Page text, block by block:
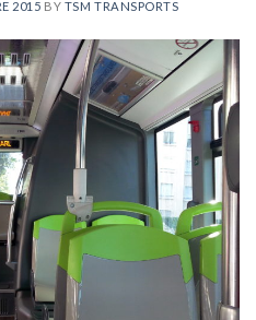
2015 BY TSM TRANSPORTS